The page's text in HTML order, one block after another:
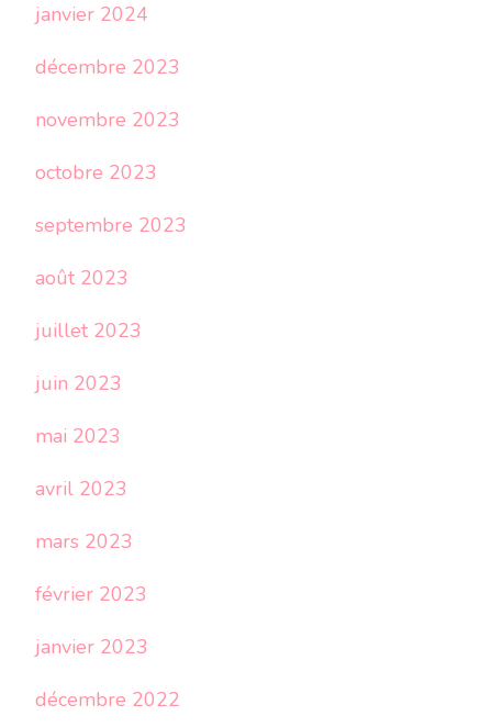
janvier 2024
décembre 2023
novembre 2023
octobre 2023
septembre 2023
août 2023
juillet 2023
juin 2023
mai 2023
avril 2023
mars 2023
février 2023
janvier 2023
décembre 2022